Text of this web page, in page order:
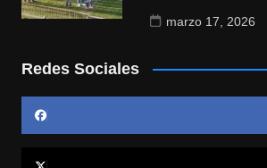
marzo 17, 2026
Redes Sociales